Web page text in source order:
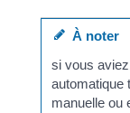
À noter
si vous
automatique
manuelle ou